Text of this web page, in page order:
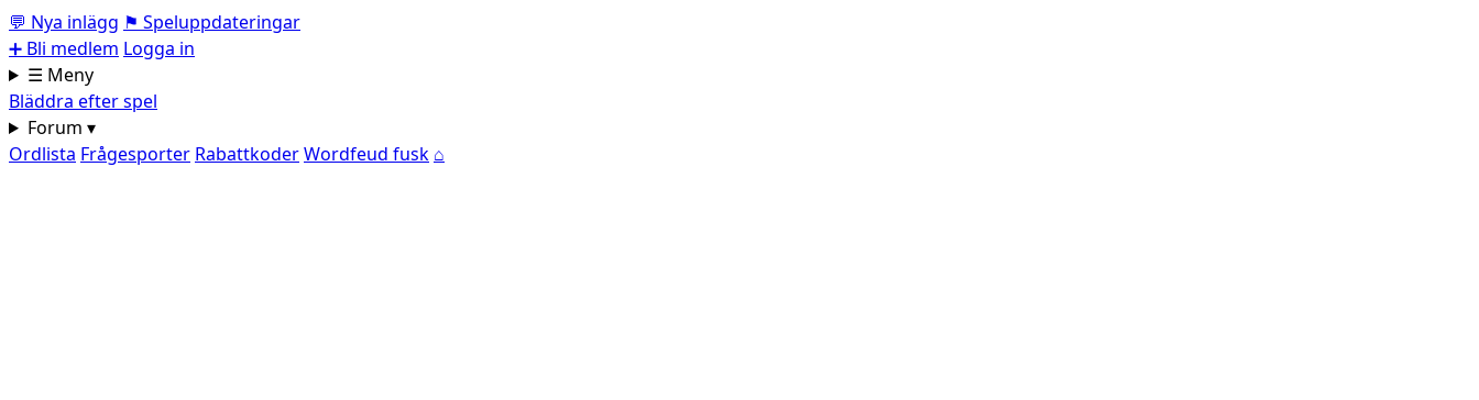
💬 Nya inlägg ⚑ Speluppdateringar
➕ Bli medlem Logga in
☰ Meny
Bläddra efter spel
Forum ▾
Ordlista Frågesporter RabattkoderWordfeud fusk ⌂